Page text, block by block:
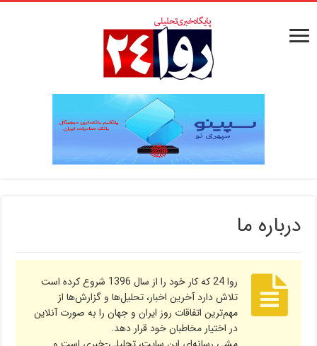
درباره ما
روا 24 که کار خود را از سال 1396 شروع کرده است
تلاش دارد آخرین اخبار، تحلیل‌ها و گزارش‌ها از
مهم‌ترین اتفاقات روز ایران و جهان را به صورت آنلاین
در اختیار مخاطبان خود قرار دهد.